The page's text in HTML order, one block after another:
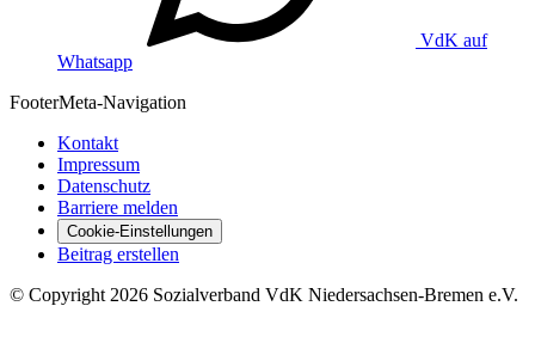
VdK auf
Whatsapp
FooterMeta-Navigation
Kontakt
Impressum
Datenschutz
Barriere melden
Cookie-Einstellungen
Beitrag erstellen
© Copyright 2026 Sozialverband VdK Niedersachsen-Bremen e.V.